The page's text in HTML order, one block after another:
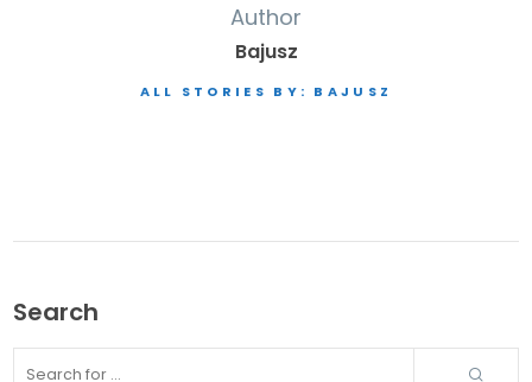
Author
Bajusz
ALL STORIES BY: BAJUSZ
Search